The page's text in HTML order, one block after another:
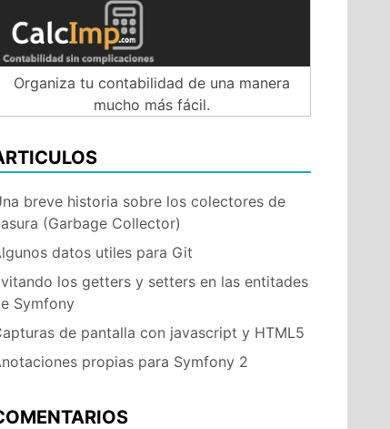
Organiza tu contabilidad de una manera
mucho más fácil.
breve historia sobre los colectores de
(Garbage Collector)
datos utiles para Git
los getters y setters en las entitades
Symfony
de pantalla con javascript y HTML5
propias para Symfony 2